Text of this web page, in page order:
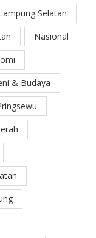
Selatan
Nasional
& Budaya